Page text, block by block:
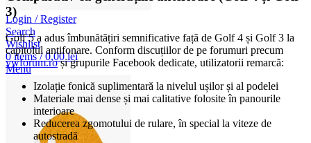
Login / Register
Search
Wishlist
0items / 0,00lei
Menu
3)
Golf 5 a adus îmbunătățiri semnificative față de Golf 4 și Golf 3 la
capitolul antifonare. Conform discuțiilor de pe forumuri precum
vwforum.roși grupurile Facebook dedicate, utilizatorii remarcă:
Izolație fonică suplimentară la nivelul ușilor și al podelei
Materiale mai dense și mai calitative folosite în panourile
interioare
Reducerea zgomotului de rulare, în special la viteze de
autostradă